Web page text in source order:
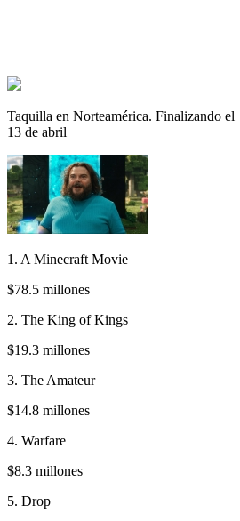
Taquilla en Norteamérica. Finalizando el
13 de abril
1. A Minecraft Movie
$78.5 millones
2. The King of Kings
$19.3 millones
3. The Amateur
$14.8 millones
4. Warfare
$8.3 millones
5. Drop